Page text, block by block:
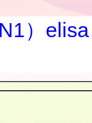
）elisa